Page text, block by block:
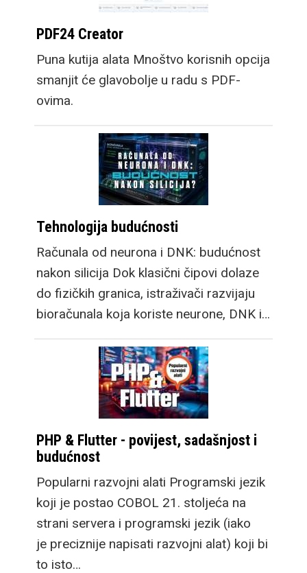
PDF24 Creator
Puna kutija alata Mnoštvo korisnih opcija
smanjit će glavobolje u radu s PDF-
ovima.
Tehnologija budućnosti
Računala od neurona i DNK: budućnost
nakon silicija Dok klasični čipovi dolaze
do fizičkih granica, istraživači razvijaju
bioračunala koja koriste neurone, DNK i…
PHP & Flutter - povijest, sadašnjost i
budućnost
Popularni razvojni alati Programski jezik
koji je postao COBOL 21. stoljeća na
strani servera i programski jezik (iako
je preciznije napisati razvojni alat) koji bi
to isto…